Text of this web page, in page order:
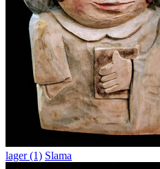
lager (1) Slama